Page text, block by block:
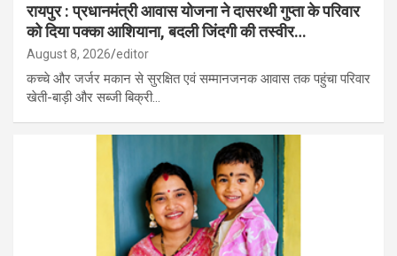
रायपुर : प्रधानमंत्री आवास योजना ने दासरथी गुप्ता के परिवार
को दिया पक्का आशियाना, बदली जिंदगी की तस्वीर…
August 8, 2026 editor
कच्चे और जर्जर मकान से सुरक्षित एवं सम्मानजनक आवास तक पहुंचा परिवार
खेती-बाड़ी और सब्जी बिक्री…